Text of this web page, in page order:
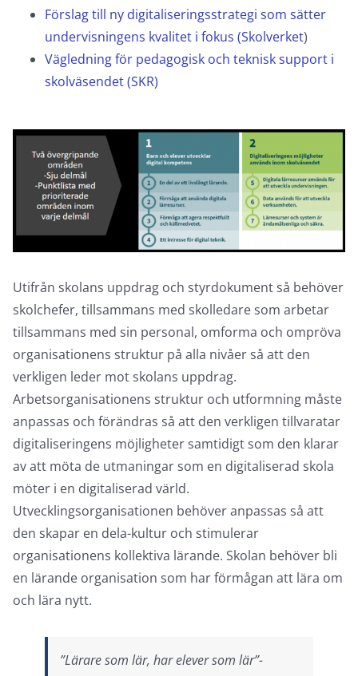
Förslag till ny digitaliseringsstrategi som sätter
undervisningens kvalitet i fokus (Skolverket)
Vägledning för pedagogisk och teknisk support i
skolväsendet (SKR)
Utifrån skolans uppdrag och styrdokument så behöver
skolchefer, tillsammans med skolledare som arbetar
tillsammans med sin personal, omforma och ompröva
organisationens struktur på alla nivåer så att den
verkligen leder mot skolans uppdrag.
Arbetsorganisationens struktur och utformning måste
anpassas och förändras så att den verkligen tillvaratar
digitaliseringens möjligheter samtidigt som den klarar
av att möta de utmaningar som en digitaliserad skola
möter i en digitaliserad värld.
Utvecklingsorganisationen behöver anpassas så att
den skapar en dela-kultur och stimulerar
organisationens kollektiva lärande. Skolan behöver bli
en lärande organisation som har förmågan att lära om
och lära nytt.
”Lärare som lär, har elever som lär”-